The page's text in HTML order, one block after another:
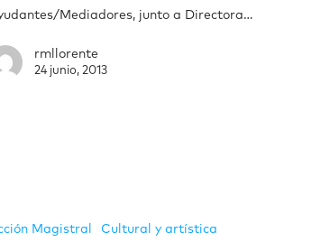
Mediadores, junto a Directora…
rmllorente
24 junio, 2013
Magistral Cultural y artística